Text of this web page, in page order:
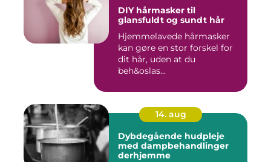
DIY hårmasker til
glansfuldt og sundt hår
Hjemmelavede hårmasker
kan gøre en stor forskel for
dit hår, uden at du
beh&oslas...
14. aug
Dybdegående hudpleje
med dampbehandlinger
derhjemme